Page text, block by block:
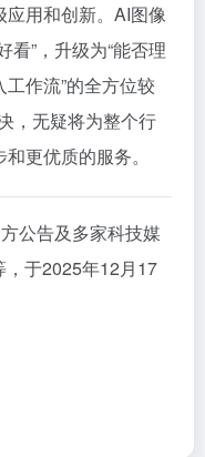
用和创新。AI图像
看”，升级为“能否理
作流”的全方位较
，无疑将为整个行
更优质的服务。
公告及多家科技媒
于2025年12月17